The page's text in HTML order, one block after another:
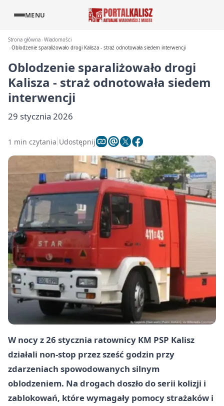
MENU
Strona główna Wiadomości
Oblodzenie sparaliżowało drogi Kalisza - straż odnotowała siedem interwencji
Oblodzenie sparaliżowało drogi
Kalisza - straż odnotowała siedem
interwencji
29 stycznia 2026
1 min czytania Udostępnij
W nocy z 26 stycznia ratownicy KM PSP Kalisz
działali non-stop przez sześć godzin przy
zdarzeniach spowodowanych silnym
oblodzeniem. Na drogach doszło do serii kolizji i
zablokowań, które wymagały pomocy strażaków i